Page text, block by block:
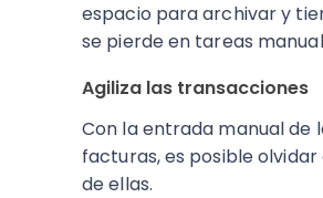
espacio para archivar y
se pierde en tareas
Agiliza las transacciones
Con la entrada manual de
facturas, es posible olvidar
de ellas.